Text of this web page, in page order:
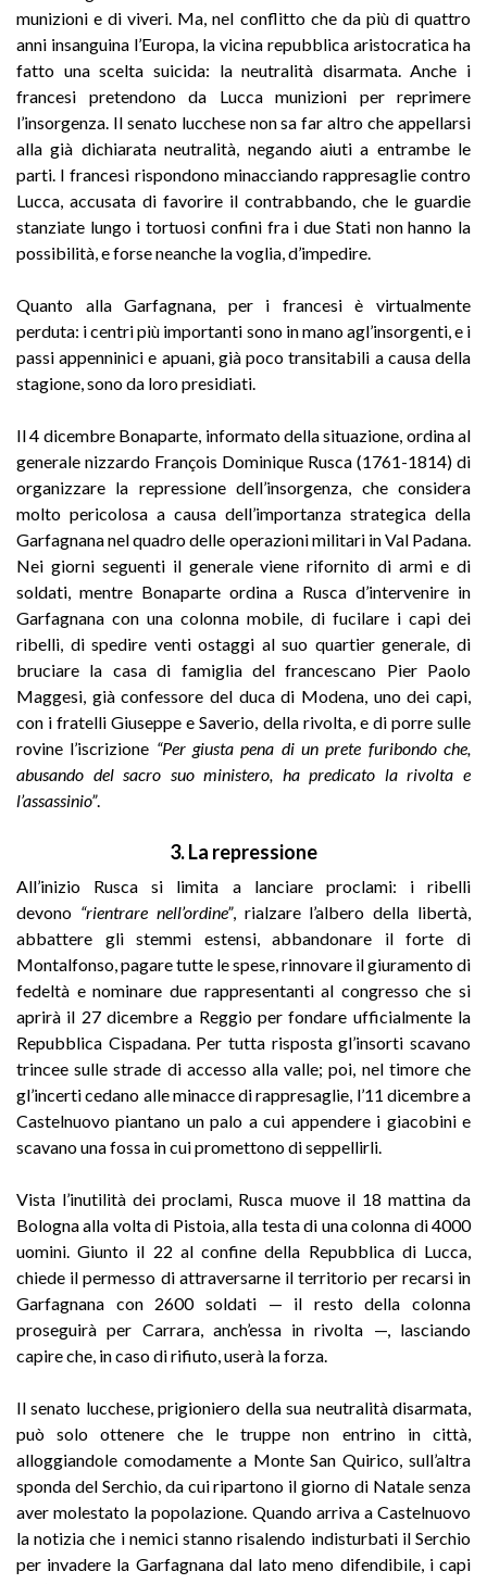
munizioni e di viveri. Ma, nel conflitto che da più di quattro
anni insanguina l’Europa, la vicina repubblica aristocratica ha
fatto una scelta suicida: la neutralità disarmata. Anche i
francesi pretendono da Lucca munizioni per reprimere
l’insorgenza. Il senato lucchese non sa far altro che appellarsi
alla già dichiarata neutralità, negando aiuti a entrambe le
parti. I francesi rispondono minacciando rappresaglie contro
Lucca, accusata di favorire il contrabbando, che le guardie
stanziate lungo i tortuosi confini fra i due Stati non hanno la
possibilità, e forse neanche la voglia, d’impedire.
Quanto alla Garfagnana, per i francesi è virtualmente
perduta: i centri più importanti sono in mano agl’insorgenti, e i
passi appenninici e apuani, già poco transitabili a causa della
stagione, sono da loro presidiati.
Il 4 dicembre Bonaparte, informato della situazione, ordina al
generale nizzardo François Dominique Rusca (1761-1814) di
organizzare la repressione dell’insorgenza, che considera
molto pericolosa a causa dell’importanza strategica della
Garfagnana nel quadro delle operazioni militari in Val Padana.
Nei giorni seguenti il generale viene rifornito di armi e di
soldati, mentre Bonaparte ordina a Rusca d’intervenire in
Garfagnana con una colonna mobile, di fucilare i capi dei
ribelli, di spedire venti ostaggi al suo quartier generale, di
bruciare la casa di famiglia del francescano Pier Paolo
Maggesi, già confessore del duca di Modena, uno dei capi,
con i fratelli Giuseppe e Saverio, della rivolta, e di porre sulle
rovine l’iscrizione “Per giusta pena di un prete furibondo che,
abusando del sacro suo ministero, ha predicato la rivolta e
l’assassinio”.
3. La repressione
All’inizio Rusca si limita a lanciare proclami: i ribelli
devono “rientrare nell’ordine”, rialzare l’albero della libertà,
abbattere gli stemmi estensi, abbandonare il forte di
Montalfonso, pagare tutte le spese, rinnovare il giuramento di
fedeltà e nominare due rappresentanti al congresso che si
aprirà il 27 dicembre a Reggio per fondare ufficialmente la
Repubblica Cispadana. Per tutta risposta gl’insorti scavano
trincee sulle strade di accesso alla valle; poi, nel timore che
gl’incerti cedano alle minacce di rappresaglie, l’11 dicembre a
Castelnuovo piantano un palo a cui appendere i giacobini e
scavano una fossa in cui promettono di seppellirli.
Vista l’inutilità dei proclami, Rusca muove il 18 mattina da
Bologna alla volta di Pistoia, alla testa di una colonna di 4000
uomini. Giunto il 22 al confine della Repubblica di Lucca,
chiede il permesso di attraversarne il territorio per recarsi in
Garfagnana con 2600 soldati — il resto della colonna
proseguirà per Carrara, anch’essa in rivolta —, lasciando
capire che, in caso di rifiuto, userà la forza.
Il senato lucchese, prigioniero della sua neutralità disarmata,
può solo ottenere che le truppe non entrino in città,
alloggiandole comodamente a Monte San Quirico, sull’altra
sponda del Serchio, da cui ripartono il giorno di Natale senza
aver molestato la popolazione. Quando arriva a Castelnuovo
la notizia che i nemici stanno risalendo indisturbati il Serchio
per invadere la Garfagnana dal lato meno difendibile, i capi